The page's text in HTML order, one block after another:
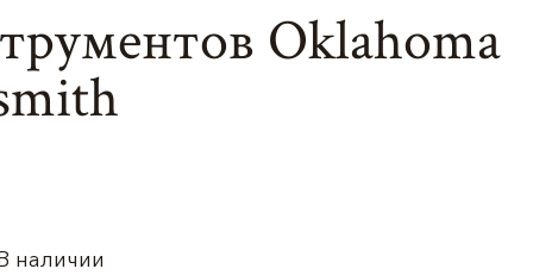
Oklahoma
наличии